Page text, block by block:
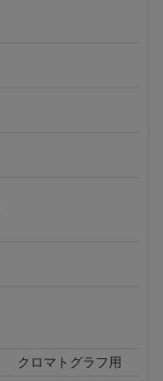
クロマトグラフ用